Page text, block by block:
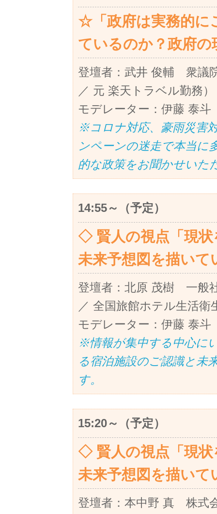
☆「政府は実務的に
ているのか？政府の
登壇者：武井 俊輔 衆議
／ 元 楽天トラベル勤務）
モデレーター：伊藤 泰斗
※コロナ対応、豪雨災害
ンペーンの迷走で本当に
的な政策をお聞かせいた
14:55～（予定）
◇ 賢人の視点「現
未来予想図を描い
登壇者：北原 茂樹 一般
／ 全国旅館ホテル生活衛
モデレーター：伊藤 泰斗
※情報が集中する中心に
る宿泊施設のご認識と未
す。
15:20～（予定）
◇ 賢人の視点「現
未来予想図を描い
登壇者：本中野 真 株式